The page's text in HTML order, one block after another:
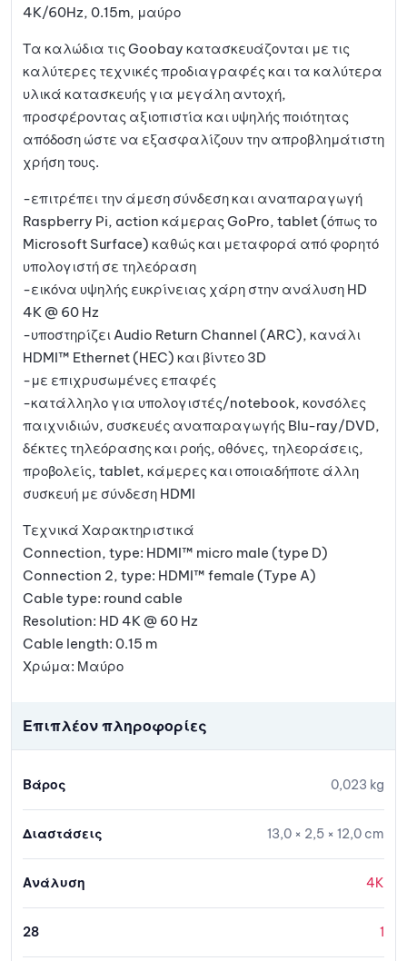
μένων
4K/60Hz, 0.15m, μαύρο
Τα καλώδια τις Goobay κατασκευάζονται με τις
καλύτερες τεχνικές προδιαγραφές και τα καλύτερα
υλικά κατασκευής για μεγάλη αντοχή,
προσφέροντας αξιοπιστία και υψηλής ποιότητας
απόδοση ώστε να εξασφαλίζουν την απροβλημάτιστη
χρήση τους.
-επιτρέπει την άμεση σύνδεση και αναπαραγωγή
Raspberry Pi, action κάμερας GoPro, tablet (όπως το
Microsoft Surface) καθώς και μεταφορά από φορητό
υπολογιστή σε τηλεόραση
-εικόνα υψηλής ευκρίνειας χάρη στην ανάλυση HD
4K @ 60 Hz
-υποστηρίζει Audio Return Channel (ARC), κανάλι
HDMI™ Ethernet (HEC) και βίντεο 3D
-με επιχρυσωμένες επαφές
-κατάλληλο για υπολογιστές/notebook, κονσόλες
παιχνιδιών, συσκευές αναπαραγωγής Blu-ray/DVD,
δέκτες τηλεόρασης και ροής, οθόνες, τηλεοράσεις,
προβολείς, tablet, κάμερες και οποιαδήποτε άλλη
συσκευή με σύνδεση HDMI
Τεχνικά Χαρακτηριστικά
Connection, type: HDMI™ micro male (type D)
Connection 2, type: HDMI™ female (Type A)
Cable type: round cable
Resolution: HD 4K @ 60 Hz
Cable length: 0.15 m
Χρώμα: Μαύρο
Επιπλέον πληροφορίες
Βάρος 0,023 kg
Διαστάσεις 13,0 × 2,5 × 12,0 cm
Ανάλυση 4K
28 1